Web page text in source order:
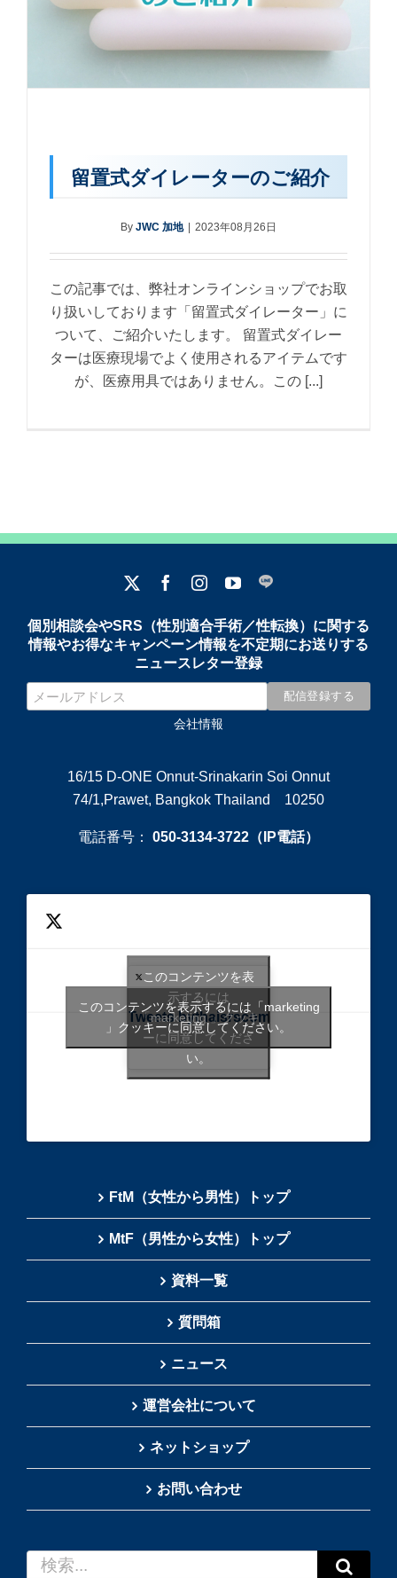
留置式ダイレーターのご紹介
By JWC 加地 | 2023年08月26日
この記事では、弊社オンラインショップでお取
り扱いしております「留置式ダイレーター」に
ついて、ご紹介いたします。 留置式ダイレー
ターは医療現場でよく使用されるアイテムです
が、医療用具ではありません。この [...]
個別相談会やSRS（性別適合手術／性転換）に関する
情報やお得なキャンペーン情報を不定期にお送りする
ニュースレター登録
会社情報
16/15 D-ONE Onnut-Srinakarin Soi Onnut
74/1,Prawet, Bangkok Thailand 10250
電話番号： 050-3134-3722（IP電話）
Tweets bythaisrscom
このコンテンツを表
示するには
「marketing 」クッキ
ーに同意してくださ
い。
このコンテンツを表示するには「marketing
」クッキーに同意してください。
FtM（女性から男性）トップ
MtF（男性から女性）トップ
資料一覧
質問箱
ニュース
運営会社について
ネットショップ
お問い合わせ